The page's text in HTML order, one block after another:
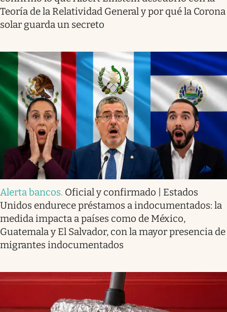
Teoría de la Relatividad General y por qué la Corona
solar guarda un secreto
Alerta bancos. Oficial y confirmado | Estados
Unidos endurece préstamos a indocumentados: la
medida impacta a países como de México,
Guatemala y El Salvador, con la mayor presencia de
migrantes indocumentados